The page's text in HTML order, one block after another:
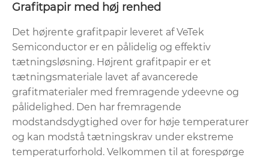
Grafitpapir med høj renhed
Det højrente grafitpapir leveret af VeTek
Semiconductor er en pålidelig og effektiv
tætningsløsning. Højrent grafitpapir er et
tætningsmateriale lavet af avancerede
grafitmaterialer med fremragende ydeevne og
pålidelighed. Den har fremragende
modstandsdygtighed over for høje temperaturer
og kan modstå tætningskrav under ekstreme
temperaturforhold. Velkommen til at forespørge